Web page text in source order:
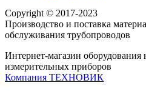
Copyright © 2017-2023
Производство и поставка
обслуживания трубопроводов
Интернет-магазин
измерительных приборов
Компания ТЕХНОВИК